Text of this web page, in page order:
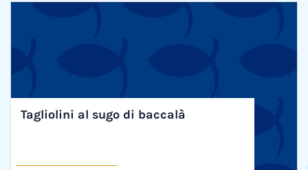
Tagliolini al sugo di baccalà